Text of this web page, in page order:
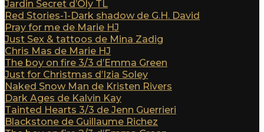
Jardin Secret d’Oly TL
Red Stories-1-Dark shadow de G.H. David
Pray for me de Marie HJ
Just Sex & tattoos de Mina Zadig
Chris Mas de Marie HJ
The boy on fire 3/3 d’Emma Green
Just for Christmas d’Izia Soley
Naked Snow Man de Kristen Rivers
Dark Ages de Kalvin Kay
Tainted Hearts 3/3 de Jenn Guerrieri
Blackstone de Guillaume Richez